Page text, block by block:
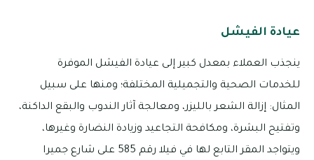
عيادة الفيشل
ينجذب العملاء بمعدل كبير إلى عيادة الفيشل الموفرة
للخدمات الصحية والتجميلية المختلفة؛ ومنها على سبيل
المثال: إزالة الشعر بالليزر، ومعالجة آثار الندوب والبقع الداكنة،
وتفتيح البشرة، ومكافحة التجاعيد وزيادة النضارة وغيرها،
ويتواجد المقر التابع لها في فيلا رقم 585 على شارع جميرا